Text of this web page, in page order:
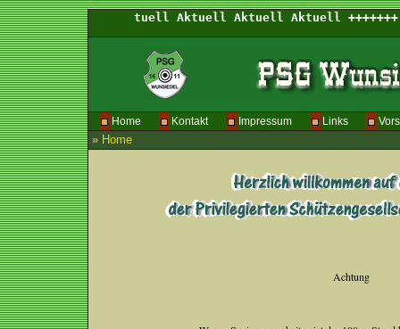
Home Kontakt Impressum Links
»Home
Achtung